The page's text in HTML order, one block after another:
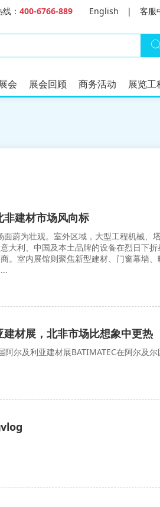
： 400-6766-889 English | 客服
会 展会回顾 商务活动 展览工
建材市场风向标
蔚为壮观。室外区域，大型工程机械、
大利、中国及本土品牌的设备在烈日下折
。室内展馆则聚焦新型建材、门窗幕墙、
材展，北非市场比想象中更热
尔及利亚建材展BATIMATEC在阿尔及尔